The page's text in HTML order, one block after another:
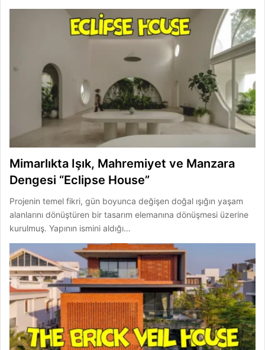
Mimarlıkta Işık, Mahremiyet ve Manzara
Dengesi “Eclipse House”
Projenin temel fikri, gün boyunca değişen doğal ışığın yaşam
alanlarını dönüştüren bir tasarım elemanına dönüşmesi üzerine
kurulmuş. Yapının ismini aldığı…